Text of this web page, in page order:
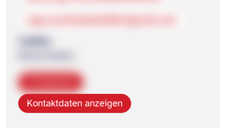
Kontaktdaten anzeigen